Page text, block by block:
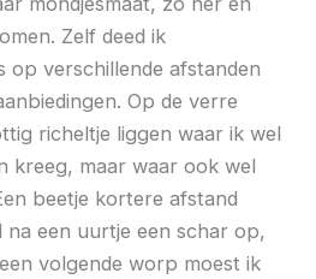
Zelf deed ik
op verschillende afstanden
Op de verre
richeltje liggen waar ik wel
kreeg, maar waar ook wel
beetje kortere afstand
na een uurtje een schar op,
volgende worp moest ik